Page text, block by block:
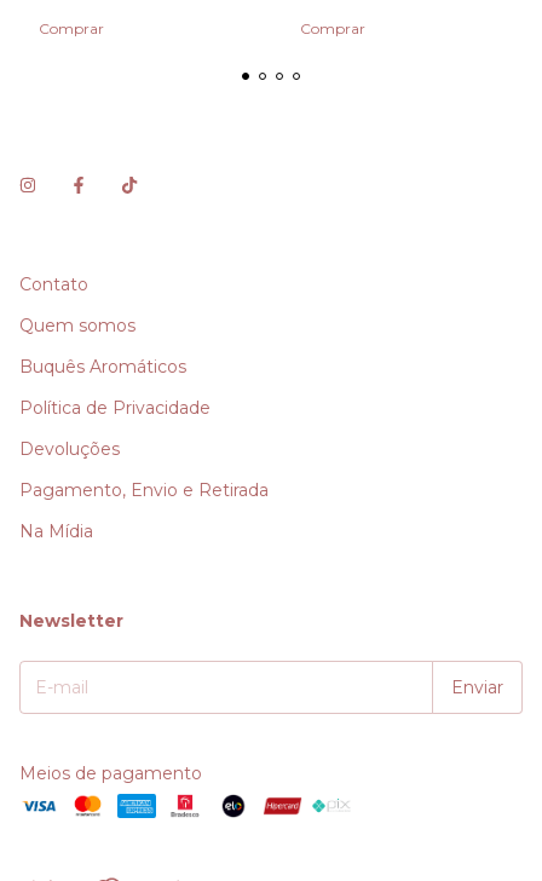
Contato
Quem somos
Buquês Aromáticos
Política de Privacidade
Devoluções
Pagamento, Envio e Retirada
Na Mídia
Newsletter
Meios de pagamento